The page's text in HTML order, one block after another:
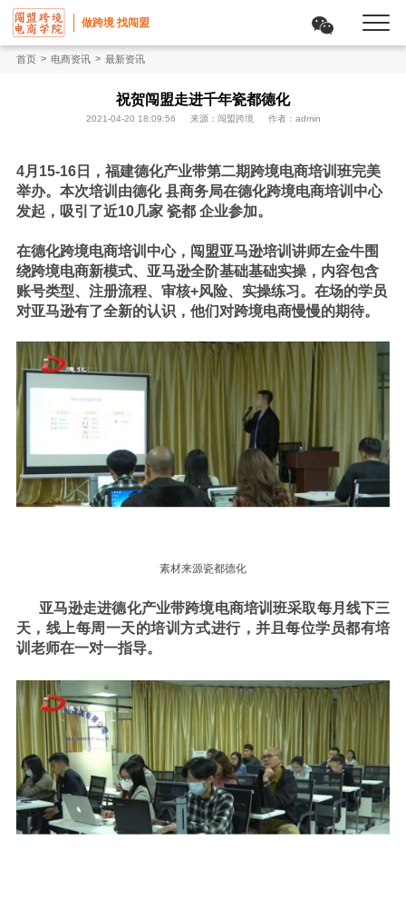
做跨境 找闯盟
首页 > 电商资讯 > 最新资讯
祝贺闯盟走进千年瓷都德化
2021-04-20 18:09:56 来源：闯盟跨境 作者：admin
4月15-16日，福建德化产业带第二期跨境电商培训班完美
举办。本次培训由德化 县商务局在德化跨境电商培训中心
发起，吸引了近10几家 瓷都 企业参加。
在德化跨境电商培训中心，闯盟亚马逊培训讲师左金牛围
绕跨境电商新模式、亚马逊全阶基础基础实操，内容包含
账号类型、注册流程、审核+风险、实操练习。在场的学员
对亚马逊有了全新的认识，他们对跨境电商慢慢的期待。
素材来源瓷都德化
亚马逊走进德化产业带跨境电商培训班采取每月线下三
天，线上每周一天的培训方式进行，并且每位学员都有培
训老师在一对一指导。